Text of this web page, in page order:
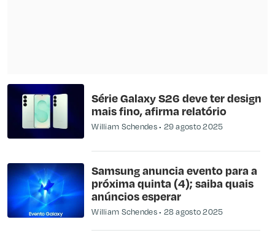
Série Galaxy S26 deve ter design
mais fino, afirma relatório
William Schendes 29 agosto 2025
Samsung anuncia evento para a
próxima quinta (4); saiba quais
anúncios esperar
William Schendes 28 agosto 2025